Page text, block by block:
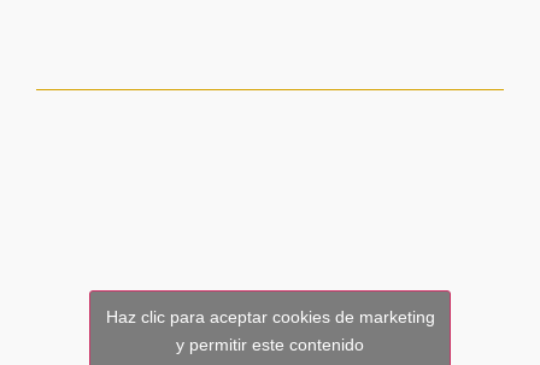
Haz clic para aceptar cookies de marketing
y permitir este contenido